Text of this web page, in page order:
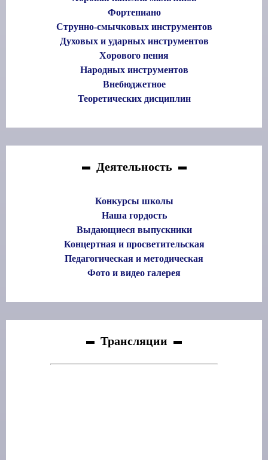
Фортепиано
Струнно-смычковых инструментов
Духовых и ударных инструментов
Хорового пения
Народных инструментов
Внебюджетное
Теоретических дисциплин
Деятельность
Конкурсы школы
Наша гордость
Выдающиеся выпускники
Концертная и просветительская
Педагогическая и методическая
Фото и видео галерея
Трансляции